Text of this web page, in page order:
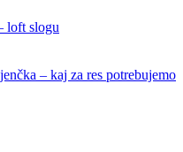
loft slogu
– kaj za res potrebujemo